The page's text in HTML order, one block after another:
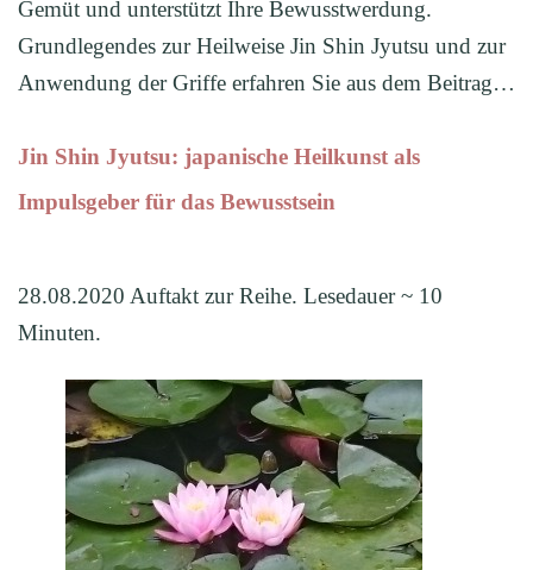
Gemüt und unterstützt Ihre Bewusstwerdung.
Grundlegendes zur Heilweise Jin Shin Jyutsu und zur
Anwendung der Griffe erfahren Sie aus dem Beitrag…
Jin Shin Jyutsu: japanische Heilkunst als
Impulsgeber für das Bewusstsein
28.08.2020 Auftakt zur Reihe. Lesedauer ~ 10
Minuten.